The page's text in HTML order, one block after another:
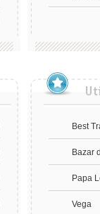
Best
Bazar
Papa
Vega